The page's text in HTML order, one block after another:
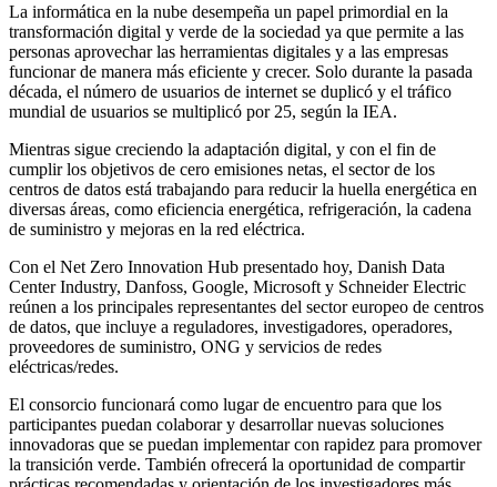
La informática en la nube desempeña un papel primordial en la
transformación digital y verde de la sociedad ya que permite a las
personas aprovechar las herramientas digitales y a las empresas
funcionar de manera más eficiente y crecer. Solo durante la pasada
década, el número de usuarios de internet se duplicó y el tráfico
mundial de usuarios se multiplicó por 25, según la IEA.
Mientras sigue creciendo la adaptación digital, y con el fin de
cumplir los objetivos de cero emisiones netas, el sector de los
centros de datos está trabajando para reducir la huella energética en
diversas áreas, como eficiencia energética, refrigeración, la cadena
de suministro y mejoras en la red eléctrica.
Con el Net Zero Innovation Hub presentado hoy, Danish Data
Center Industry, Danfoss, Google, Microsoft y Schneider Electric
reúnen a los principales representantes del sector europeo de centros
de datos, que incluye a reguladores, investigadores, operadores,
proveedores de suministro, ONG y servicios de redes
eléctricas/redes.
El consorcio funcionará como lugar de encuentro para que los
participantes puedan colaborar y desarrollar nuevas soluciones
innovadoras que se puedan implementar con rapidez para promover
la transición verde. También ofrecerá la oportunidad de compartir